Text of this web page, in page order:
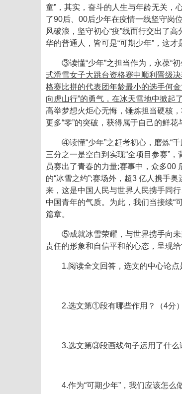
童”，其实，奋斗的人生与年龄无关，
了90后、00后少年在疫情一线坚守岗
风破浪，坚守初心“疫”线而行交出了
华的普通人，皆可是“可期少年”，这
③读懂“少年”之担当作为，永葆“
式滑雪女子大跳台资格赛中顺利晋级
格赛比拼的代表团年龄最小的选手何
向虎山行”的勇气，在冰天雪地中掀起
高举梦想火炬心无悔，锤炼担当硬核
更多“零”的突破，获得属于自己的鲜花
④读懂“少年”之赶考初心，磨炼“
三分之一是空白到实现“全项目参赛”
员赛出了青春的力量;赛事中，众多00
的“冰雪之约”;赛场外，超3 亿人携手
来，这是中国人民与世界人民携手同
中国青年的气质。为此，我们当接续“
篇章。
⑤成就冰雪荣耀，与世界携手向
责任的形象和自信平和的心态，呈
1.阅读全文回答，选文的中心论点
2.选文第①段有哪些作用？（4分）
3.选文第③段画线句子运用了什么
4.作为“可期少年”，我们应该怎么